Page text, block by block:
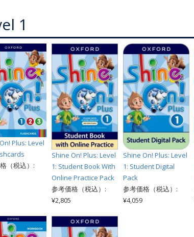
1
Plus: Level
（税込）:
Shine On! Plus: Level
1: Student Book With
Online Practice Pack
参考価格（税込）:
¥2,805
Shine On! Plus: Level
1: Student Digital
Pack
参考価格（税込）:
¥4,059